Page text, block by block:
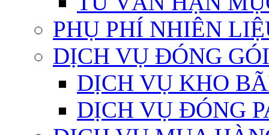
PHỤ PHÍ NHIÊN
DỊCH VỤ ĐÓNG
DỊCH VỤ KHO
DỊCH VỤ ĐÓNG